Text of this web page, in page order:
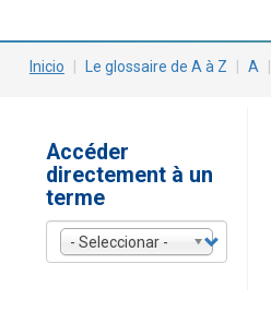
Inicio Le glossaire de A à Z A
Accéder
directement à un
terme
- Seleccionar -